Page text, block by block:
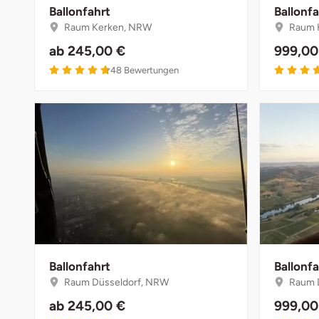
Ballonfahrt
Raum Kerken, NRW
ab 245,00 €
48 Bewertungen
Raum
Ballonfahrt
Raum Düsseldorf, NRW
ab 245,00 €
Raum